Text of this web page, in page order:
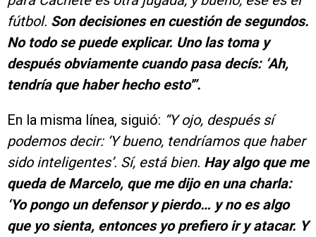
fútbol. Son decisiones en cuestión de segundos.
No todo se puede explicar. Uno las toma y
después obviamente cuando pasa decís: ‘Ah,
tendría que haber hecho esto'”.
En la misma línea, siguió: “Y ojo, después sí
podemos decir: ‘Y bueno, tendríamos que haber
sido inteligentes’. Sí, está bien. Hay algo que me
queda de Marcelo, que me dijo en una charla:
‘Yo pongo un defensor y pierdo… y no es algo
que yo sienta, entonces yo prefiero ir y atacar. Y